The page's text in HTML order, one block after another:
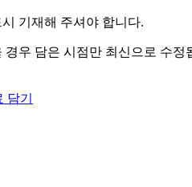
기재해 주셔야 합니다.
경우 담은 시점만 최신으로 수정
담기